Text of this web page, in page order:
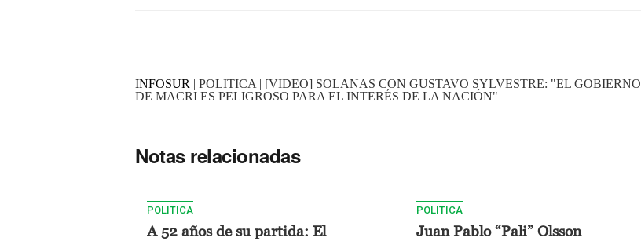
INFOSUR | POLITICA | [VIDEO] SOLANAS CON GUSTAVO SYLVESTRE: "EL GOBIERNO
DE MACRI ES PELIGROSO PARA EL INTERÉS DE LA NACIÓN"
Notas relacionadas
POLITICA
A 52 años de su partida: El
POLITICA
Juan Pablo “Pali” Olsson